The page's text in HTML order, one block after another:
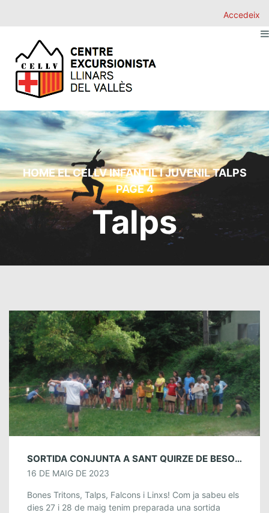
Accedeix
HOMEEL CELLVINFANTIL I JUVENILTALPS
PAGE 4
Talps
SORTIDA CONJUNTA A SANT QUIRZE DE BESORA. 27 I 28 DE MAIG.
16 DE MAIG DE 2023
Bones Tritons, Talps, Falcons i Linxs! Com ja sabeu els
dies 27 i 28 de maig tenim preparada una sortida